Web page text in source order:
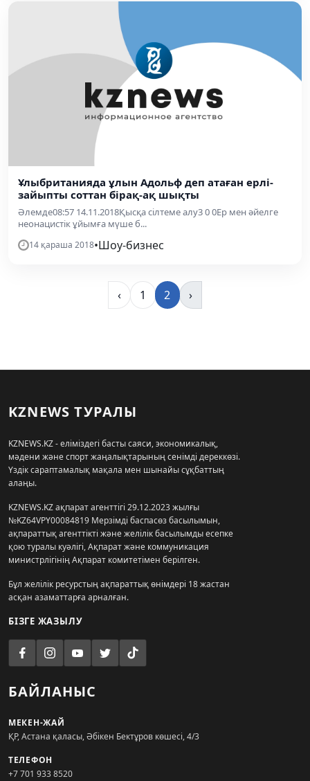
Ұлыбританияда ұлын Адольф деп атаған ерлі-
зайыпты соттан бірақ-ақ шықты
Әлемде08:57 14.11.2018Қысқа сілтеме алу3 0 0Ер мен әйелге
неонацистік ұйымға мүше б...
14 қараша 2018•Шоу-бизнес
‹ 1 2 ›
KZNEWS ТУРАЛЫ
KZNEWS.KZ - еліміздегі басты саяси, экономикалық,
мәдени және спорт жаңалықтарының сенімді дереккөзі.
Үздік сараптамалық мақала мен шынайы сұқбаттың
алаңы.
KZNEWS.KZ ақпарат агенттігі 29.12.2023 жылғы
№KZ64VPY00084819 Мерзімді баспасөз басылымын,
ақпараттық агенттікті және желілік басылымды есепке
қою туралы куәлігі, Ақпарат және коммуникация
министрлігінің Ақпарат комитетімен берілген.
Бұл желілік ресурстың ақпараттық өнімдері 18 жастан
асқан азаматтарға арналған.
БІЗГЕ ЖАЗЫЛУ
БАЙЛАНЫС
МЕКЕН-ЖАЙ
ҚР, Астана қаласы, Әбікен Бектұров көшесі, 4/3
ТЕЛЕФОН
+7 701 933 8520